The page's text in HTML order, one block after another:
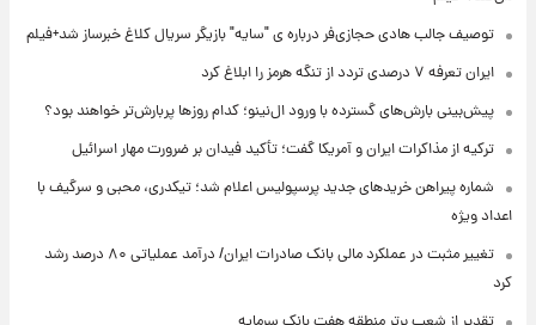
توصیف جالب هادی حجازی‌فر درباره ی "سایه" بازیگر سریال کلاغ خبرساز شد+فیلم
ایران تعرفه ۷ درصدی تردد از تنگه هرمز را ابلاغ کرد
پیش‌بینی بارش‌های گسترده با ورود ال‌نینو؛ کدام روزها پربارش‌تر خواهند بود؟
ترکیه از مذاکرات ایران و آمریکا گفت؛ تأکید فیدان بر ضرورت مهار اسرائیل
شماره پیراهن خریدهای جدید پرسپولیس اعلام شد؛ تیکدری، محبی و سرگیف با
اعداد ویژه
تغییر مثبت در عملکرد مالی بانک صادرات ایران/ درآمد عملیاتی ۸۰ درصد رشد
کرد